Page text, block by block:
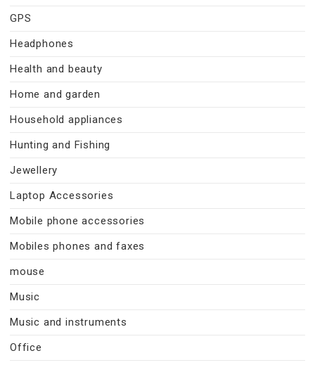
GPS
Headphones
Health and beauty
Home and garden
Household appliances
Hunting and Fishing
Jewellery
Laptop Accessories
Mobile phone accessories
Mobiles phones and faxes
mouse
Music
Music and instruments
Office